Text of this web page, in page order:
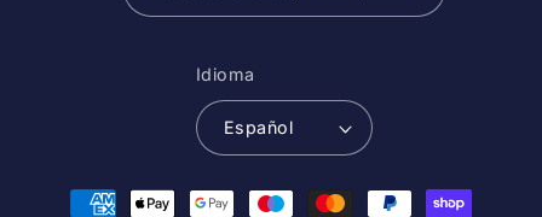
Idioma
Español
Formas